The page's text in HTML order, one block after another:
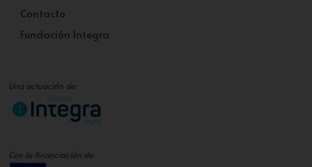
Contacto
Fundación Integra
Una actuación de:
Con la financiación de: